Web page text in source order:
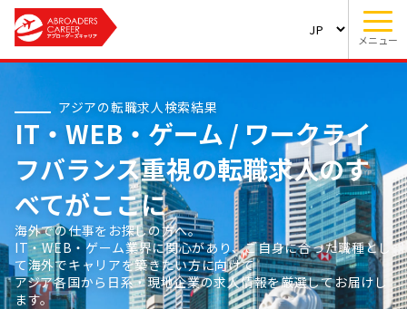
メニュー
アジアの転職求人検索結果
IT・WEB・ゲーム / ワークライ
フバランス重視の転職求人のす
べてがここに
海外での仕事をお探しの方へ。
IT・WEB・ゲーム業界に関心があり、ご自身に合った職種とし
て海外でキャリアを築きたい方に向けて
アジア各国から日系・現地企業の求人情報を厳選してお届けし
ます。